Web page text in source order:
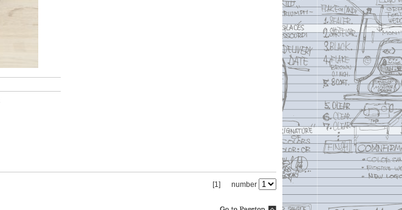
[1] number